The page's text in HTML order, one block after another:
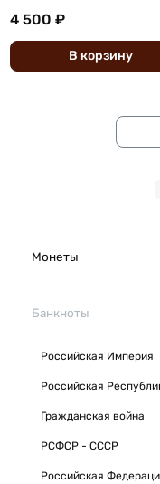
Монеты
Банкноты
Российская Империя
Российская
Гражданская война
РСФСР - СССР
Российская
4 500 ₽
В корзину